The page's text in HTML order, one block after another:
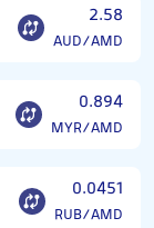
2.58
AUD/AMD
0.894
MYR/AMD
0.0451
RUB/AMD